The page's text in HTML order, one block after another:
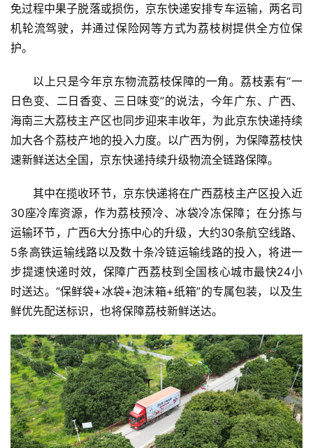
免过程中果子脱落或损伤，京东快递安排专车运输，两名司
机轮流驾驶，并通过保险网等方式为荔枝树提供全方位保
护。
以上只是今年京东物流荔枝保障的一角。荔枝素有“一
日色变、二日香变、三日味变”的说法，今年广东、广西、
海南三大荔枝主产区也同步迎来丰收年，为此京东快递持续
加大各个荔枝产地的投入力度。以广西为例，为保障荔枝快
速新鲜送达全国，京东快递持续升级物流全链路保障。
其中在揽收环节，京东快递将在广西荔枝主产区投入近
30座冷库资源，作为荔枝预冷、冰袋冷冻保障；在分拣与
运输环节，广西6大分拣中心的升级，大约30条航空线路、
5条高铁运输线路以及数十条冷链运输线路的投入，将进一
步提速快递时效，保障广西荔枝到全国核心城市最快24小
时送达。“保鲜袋+冰袋+泡沫箱+纸箱”的专属包装，以及生
鲜优先配送标识，也将保障荔枝新鲜送达。